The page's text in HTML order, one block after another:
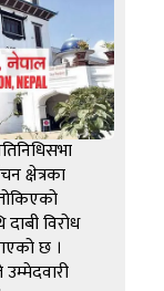
क्षेत्रका
विरोध
छ ।